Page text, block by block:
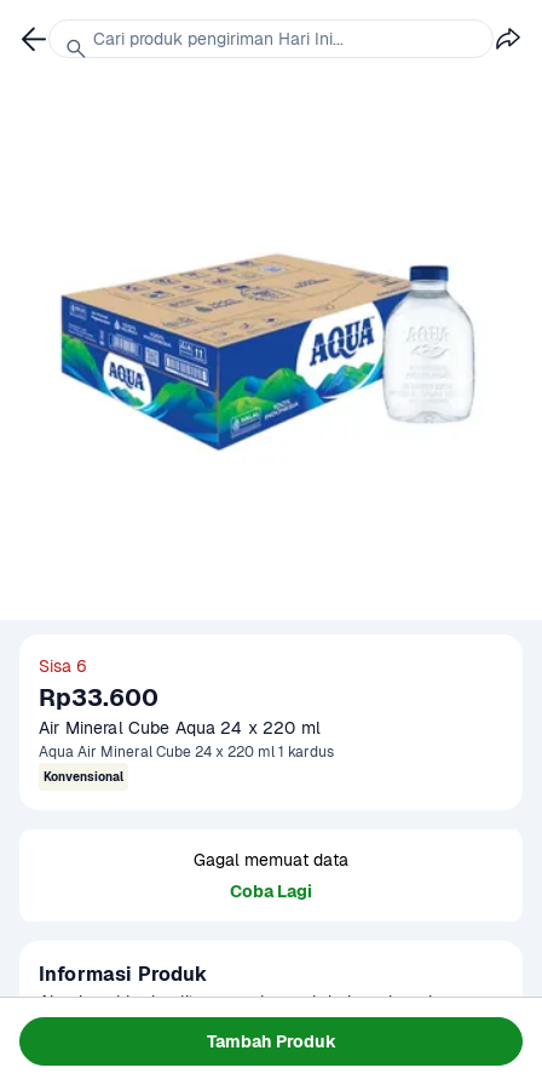
Tambah Produk
Sisa 6
Rp33.600
Air Mineral Cube Aqua 24 x 220 ml
Aqua Air Mineral Cube 24 x 220 ml 1 kardus
Konvensional
Gagal memuat data
Coba Lagi
Informasi Produk
Air mineral berkualitas yang berasal dari sumber air
keseimbangan alami ekosistem sumber airnya sehingga
Cari produk pengiriman Hari Ini...